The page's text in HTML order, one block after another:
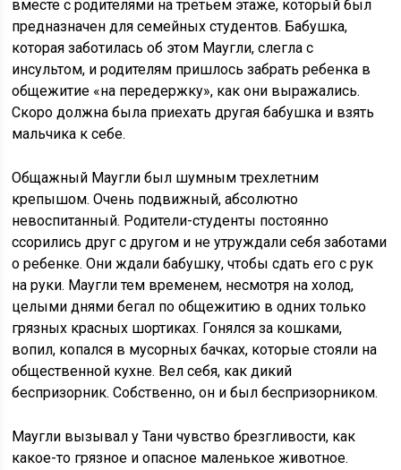
вместе с родителями на третьем этаже, который был
предназначен для семейных студентов. Бабушка,
которая заботилась об этом Маугли, слегла с
инсультом, и родителям пришлось забрать ребенка в
общежитие «на передержку», как они выражались.
Скоро должна была приехать другая бабушка и взять
мальчика к себе.
Общажный Маугли был шумным трехлетним
крепышом. Очень подвижный, абсолютно
невоспитанный. Родители-студенты постоянно
ссорились друг с другом и не утруждали себя заботами
о ребенке. Они ждали бабушку, чтобы сдать его с рук
на руки. Маугли тем временем, несмотря на холод,
целыми днями бегал по общежитию в одних только
грязных красных шортиках. Гонялся за кошками,
вопил, копался в мусорных бачках, которые стояли на
общественной кухне. Вел себя, как дикий
беспризорник. Собственно, он и был беспризорником.
Маугли вызывал у Тани чувство брезгливости, как
какое-то грязное и опасное маленькое животное.